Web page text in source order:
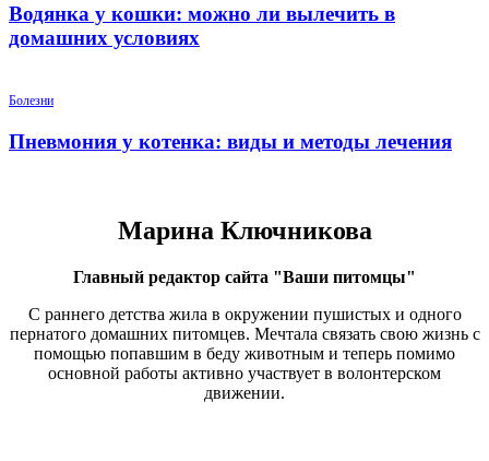
Водянка у кошки: можно ли вылечить в
домашних условиях
Болезни
Пневмония у котенка: виды и методы лечения
Марина Ключникова
Главный редактор сайта "Ваши питомцы"
С раннего детства жила в окружении пушистых и одного
пернатого домашних питомцев. Мечтала связать свою жизнь с
помощью попавшим в беду животным и теперь помимо
основной работы активно участвует в волонтерском
движении.